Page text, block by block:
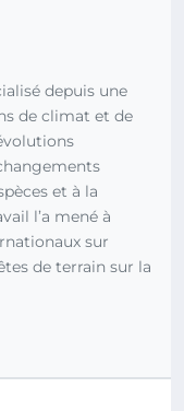
depuis une
de climat et de
et à la
l’a mené à
sur
de terrain sur la